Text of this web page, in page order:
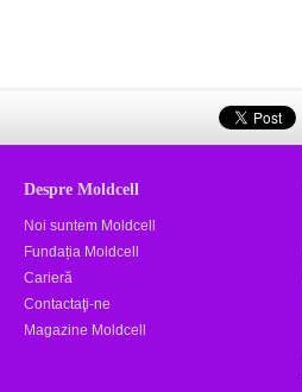
Despre Moldcell
Noi suntem Moldcell
Fundația Moldcell
Carieră
Contactaţi-ne
Magazine Moldcell